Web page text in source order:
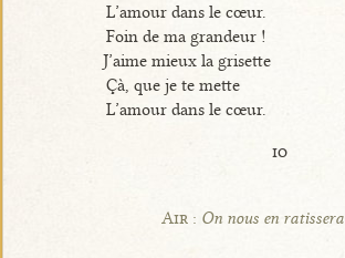
L’amour dans le cœur.
Foin de ma grandeur !
J’aime mieux la grisette
Çà, que je te mette
L’amour dans le cœur.
io
Air : On nous en ratissera